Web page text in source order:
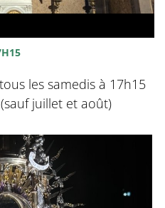
les samedis à 17h15
juillet et août)